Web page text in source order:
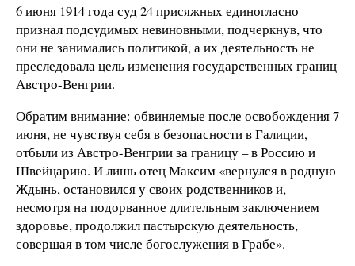
6 июня 1914 года суд 24 присяжных единогласно
признал подсудимых невиновными, подчеркнув, что
они не занимались политикой, а их деятельность не
преследовала цель изменения государственных границ
Австро-Венгрии.
Обратим внимание: обвиняемые после освобождения 7
июня, не чувствуя себя в безопасности в Галиции,
отбыли из Австро-Венгрии за границу – в Россию и
Швейцарию. И лишь отец Максим «вернулся в родную
Ждынь, остановился у своих родственников и,
несмотря на подорванное длительным заключением
здоровье, продолжил пастырскую деятельность,
совершая в том числе богослужения в Грабе».